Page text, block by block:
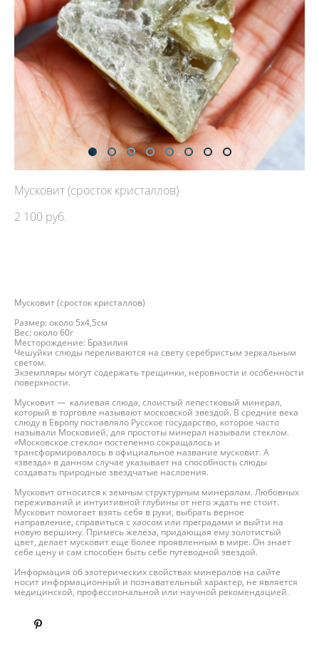
Мусковит (сросток кристаллов)
2 100 pуб.
Мусковит (сросток кристаллов)
Размер: около 5х4,5см
Вес: около 60г
Месторождение: Бразилия
Чешуйки слюды переливаются на свету серебристым зеркальным
светом.
Экземпляры могут содержать трещинки, неровности и особенности
поверхности.
Мусковит — калиевая слюда, слоистый лепестковый минерал,
который в торговле называют московской звездой. В средние века
слюду в Европу поставляло Русское государство, которое часто
называли Московией, для простоты минерал называли стеклом.
«Московское стекло» постепенно сокращалось и
трансформировалось в официальное название мусковит. А
«звезда» в данном случае указывает на способность слюды
создавать природные звездчатые наслоения.
Мусковит относится к земным структурным минералам. Любовных
переживаний и интуитивной глубины от него ждать не стоит.
Мусковит помогает взять себя в руки, выбрать верное
направление, справиться с хаосом или преградами и выйти на
новую вершину. Примесь железа, придающая ему золотистый
цвет, делает мусковит еще более проявленным в мире. Он знает
себе цену и сам способен быть себе путеводной звездой.
Информация об эзотерических свойствах минералов на сайте
носит информационный и познавательный характер, не является
медицинской, профессиональной или научной рекомендацией.